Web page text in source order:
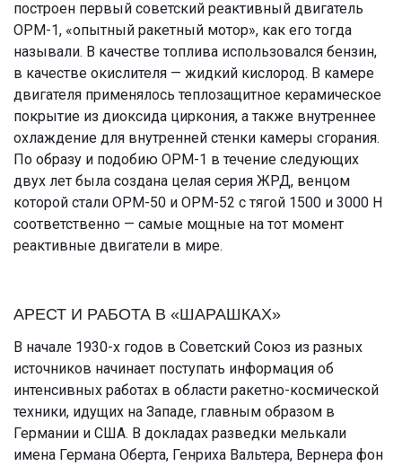
построен первый советский реактивный двигатель
ОРМ-1, «опытный ракетный мотор», как его тогда
называли. В качестве топлива использовался бензин,
в качестве окислителя — жидкий кислород. В камере
двигателя применялось теплозащитное керамическое
покрытие из диоксида циркония, а также внутреннее
охлаждение для внутренней стенки камеры сгорания.
По образу и подобию ОРМ-1 в течение следующих
двух лет была создана целая серия ЖРД, венцом
которой стали ОРМ-50 и ОРМ-52 с тягой 1500 и 3000 Н
соответственно — самые мощные на тот момент
реактивные двигатели в мире.
АРЕСТ И РАБОТА В «ШАРАШКАХ»
В начале 1930-х годов в Советский Союз из разных
источников начинает поступать информация об
интенсивных работах в области ракетно-космической
техники, идущих на Западе, главным образом в
Германии и США. В докладах разведки мелькали
имена Германа Оберта, Генриха Вальтера, Вернера фон